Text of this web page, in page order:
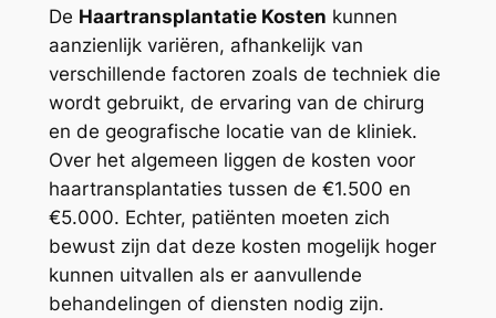
De Haartransplantatie Kosten kunnen
aanzienlijk variëren, afhankelijk van
verschillende factoren zoals de techniek die
wordt gebruikt, de ervaring van de chirurg
en de geografische locatie van de kliniek.
Over het algemeen liggen de kosten voor
haartransplantaties tussen de €1.500 en
€5.000. Echter, patiënten moeten zich
bewust zijn dat deze kosten mogelijk hoger
kunnen uitvallen als er aanvullende
behandelingen of diensten nodig zijn.